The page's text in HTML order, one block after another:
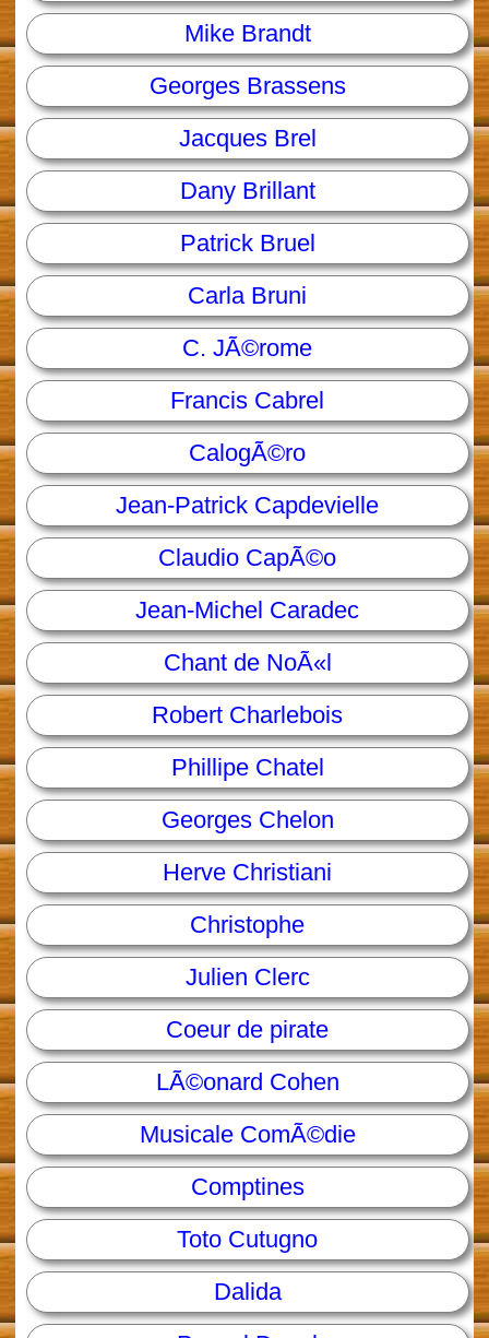
Mike Brandt
Georges Brassens
Jacques Brel
Dany Brillant
Patrick Bruel
Carla Bruni
C. JÃ©rome
Francis Cabrel
CalogÃ©ro
Jean-Patrick Capdevielle
Claudio CapÃ©o
Jean-Michel Caradec
Chant de NoÃ«l
Robert Charlebois
Phillipe Chatel
Georges Chelon
Herve Christiani
Christophe
Julien Clerc
Coeur de pirate
LÃ©onard Cohen
Musicale ComÃ©die
Comptines
Toto Cutugno
Dalida